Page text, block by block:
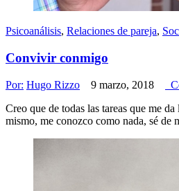
Psicoanálisis, Relaciones de pareja,
Convivir conmigo
Por: Hugo Rizzo 9 marzo, 2018
Creo que de todas las tareas que me
mismo, me conozco como nada, sé de